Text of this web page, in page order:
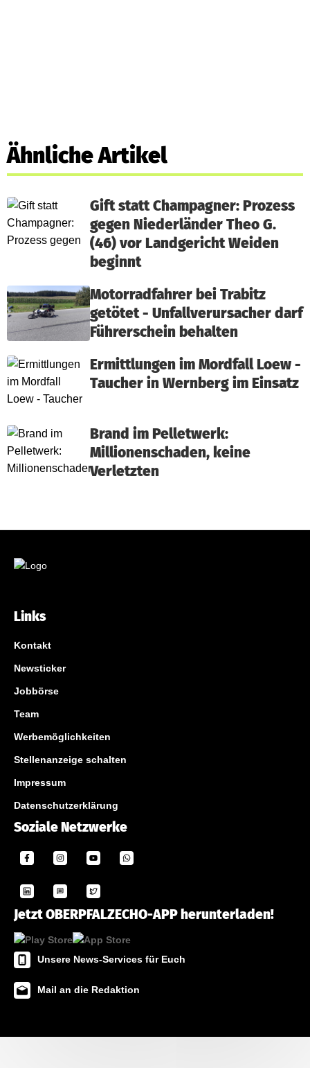
Ähnliche Artikel
Gift statt Champagner: Prozess
gegen Niederländer Theo G.
(46) vor Landgericht Weiden
beginnt
Motorradfahrer bei Trabitz
getötet - Unfallverursacher darf
Führerschein behalten
Ermittlungen im Mordfall Loew -
Taucher in Wernberg im Einsatz
Brand im Pelletwerk:
Millionenschaden, keine
Verletzten
Links
Kontakt
Newsticker
Jobbörse
Team
Werbemöglichkeiten
Stellenanzeige schalten
Impressum
Datenschutzerklärung
Soziale Netzwerke
Jetzt OBERPFALZECHO-APP herunterladen!
Unsere News-Services für Euch
Mail an die Redaktion